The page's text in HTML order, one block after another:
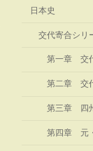
日本史
交代寄合シリ
第一章 交
第二章 交
第三章 四
第四章 元